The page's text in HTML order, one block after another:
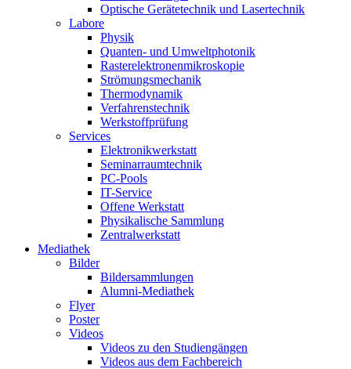
Optische Gerätetechnik und Lasertechnik
Labore
Physik
Quanten- und Umweltphotonik
Rasterelektronenmikroskopie
Strömungsmechanik
Thermodynamik
Verfahrenstechnik
Werkstoffprüfung
Services
Elektronikwerkstatt
Seminarraumtechnik
PC-Pools
IT-Service
Offene Werkstatt
Physikalische Sammlung
Zentralwerkstatt
Mediathek
Bilder
Bildersammlungen
Alumni-Mediathek
Flyer
Poster
Videos
Videos zu den Studiengängen
Videos aus dem Fachbereich